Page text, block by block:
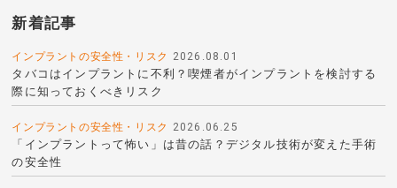
新着記事
インプラントの安全性・リスク 2026.08.01
タバコはインプラントに不利？喫煙者がインプラントを検討する
際に知っておくべきリスク
インプラントの安全性・リスク 2026.06.25
「インプラントって怖い」は昔の話？デジタル技術が変えた手術
の安全性